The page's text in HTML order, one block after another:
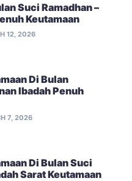
Suci Ramadhan –
Keutamaan
12, 2026
Di Bulan
Ibadah Penuh
7, 2026
Di Bulan Suci
Sarat Keutamaan